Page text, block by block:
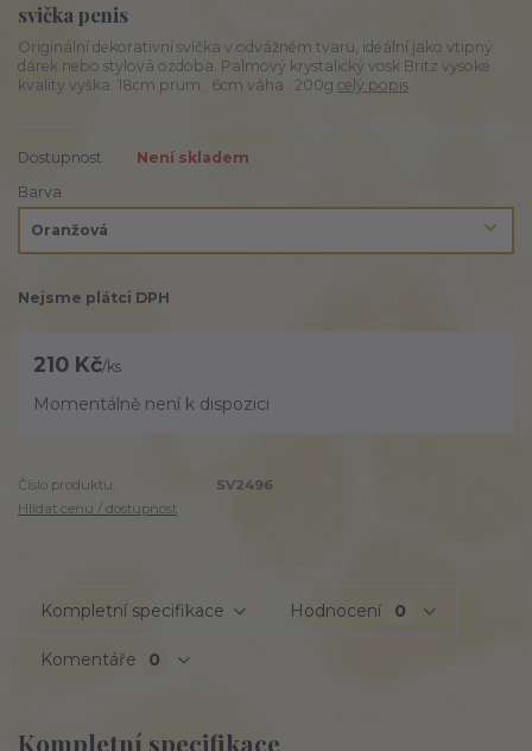
svička penis
Originální dekorativní svíčka v odvážném tvaru, ideální jako vtipný
dárek nebo stylová ozdoba. Palmový krystalický vosk Britz vysoké
kvality vyška: 18cm prum.: 6cm váha : 200g celý popis
Dostupnost
Není skladem
Barva
Nejsme plátci DPH
210 Kč/ks
Momentálně není k dispozici
Číslo produktu:
SV2496
Hlídat cenu / dostupnost
Kompletní specifikace Hodnocení 0
Komentáře 0
Kompletní specifikace